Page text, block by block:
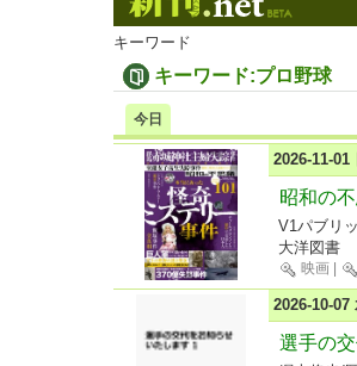
キーワード
キーワード:プロ野球
今日
2026-11-01
昭和の
V1パブリ
大洋図書
映画
2026-10-07
選手の